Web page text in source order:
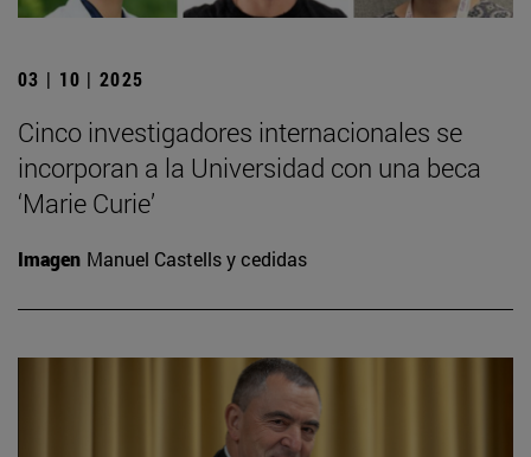
03 | 10 | 2025
Cinco investigadores internacionales se
incorporan a la Universidad con una beca
‘Marie Curie’
Imagen Manuel Castells y cedidas